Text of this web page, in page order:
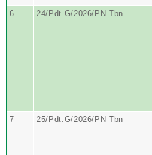
6 24/Pdt.G/2026/PN Tbn
7 25/Pdt.G/2026/PN Tbn